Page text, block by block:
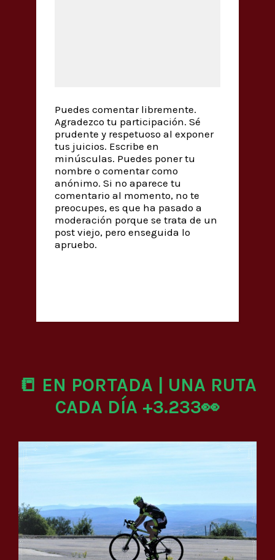
Puedes comentar libremente.
Agradezco tu participación. Sé
prudente y respetuoso al exponer
tus juicios. Escribe en
minúsculas. Puedes poner tu
nombre o comentar como
anónimo. Si no aparece tu
comentario al momento, no te
preocupes, es que ha pasado a
moderación porque se trata de un
post viejo, pero enseguida lo
apruebo.
📒 EN PORTADA | UNA RUTA
CADA DÍA +3.233👀